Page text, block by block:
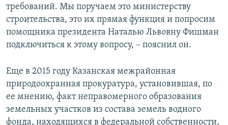
требований. Мы поручаем это министерству
строительства, это их прямая функция и попросим
помощника президента Наталью Львовну Фишман
подключиться к этому вопросу, – пояснил он.
Еще в 2015 году Казанская межрайонная
природоохранная прокуратура, установившая, по
ее мнению, факт неправомерного образования
земельных участков из состава земель водного
фонда, находящихся в федеральной собственности,